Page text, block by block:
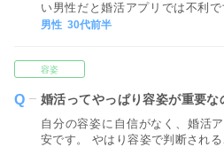
い男性だと婚活アプリでは不利
とがコンプレックスで、 女性と
男性 30代前半
容姿
婚活ってやっぱり容姿が重要な
自分の容姿に自信がなく、婚活
安です。 やはり容姿で判断される